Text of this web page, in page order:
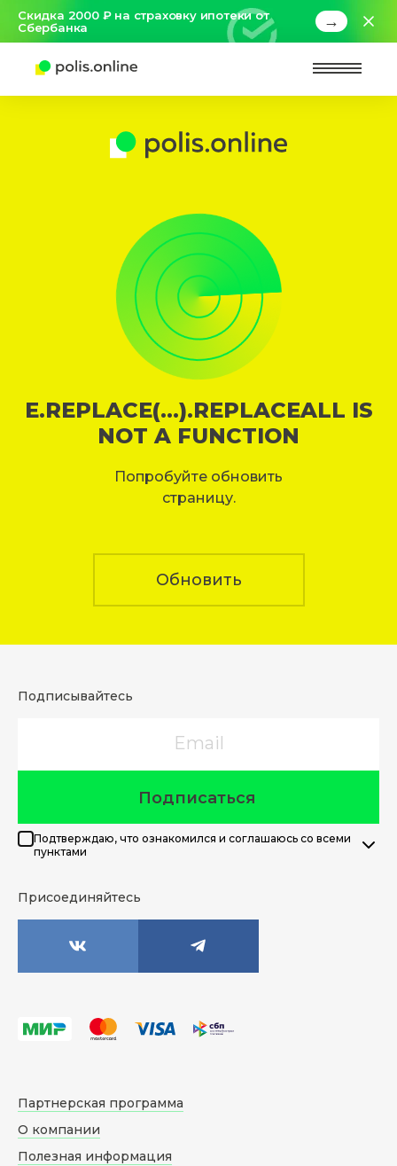
Скидка 2000 ₽ на страховку ипотеки от
Сбербанка
→
E.REPLACE(...).REPLACEALL IS
NOT A FUNCTION
Попробуйте обновить
страницу.
Обновить
Подписывайтесь
Подписаться
Подтверждаю, что ознакомился и соглашаюсь со всеми
пунктами
Присоединяйтесь
Партнерская программа
О компании
Полезная информация